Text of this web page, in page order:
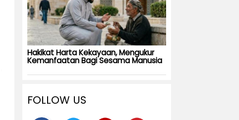
Hakikat Harta Kekayaan, Mengukur
Kemanfaatan Bagi Sesama Manusia
FOLLOW US